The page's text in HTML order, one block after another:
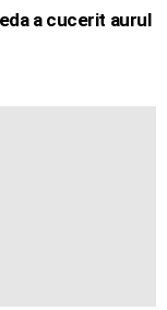
a cucerit aurul